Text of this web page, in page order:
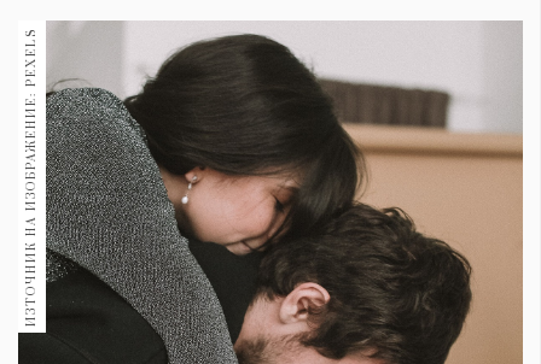
Книги
30+
Гурме
Пътувай
237
Здраве 389
Gentlemen
ИЗТОЧНИК НА ИЗОБРАЖЕНИЕ: PEXELS